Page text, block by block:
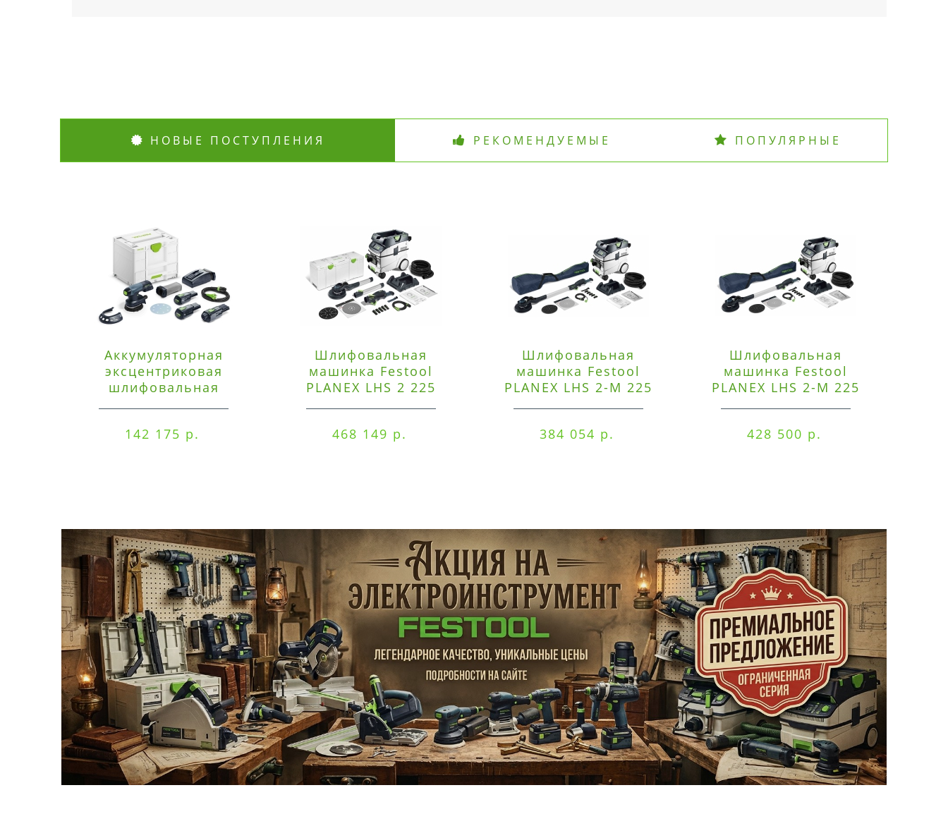
НОВЫЕ ПОСТУПЛЕНИЯ РЕКОМЕНДУЕМЫЕ ПОПУЛЯРНЫЕ
Аккумуляторная
эксцентриковая
шлифовальная
142 175 р.
Шлифовальная
машинка Festool
PLANEX LHS 2 225
468 149 р.
Шлифовальная
машинка Festool
PLANEX LHS 2-M 225
384 054 р.
Шлифовальная
машинка Festool
PLANEX LHS 2-M 225
428 500 р.